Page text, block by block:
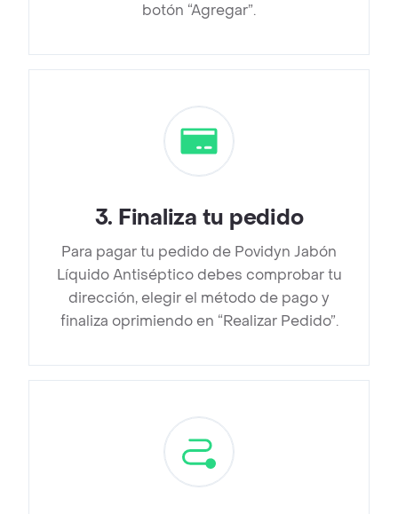
botón “Agregar”.
3. Finaliza tu pedido
Para pagar tu pedido de Povidyn Jabón
Líquido Antiséptico debes comprobar tu
dirección, elegir el método de pago y
finaliza oprimiendo en “Realizar Pedido”.